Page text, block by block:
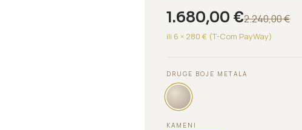
1.680,00 €2.240,00€
ili 6 × 280 € (T-Com PayWay)
DRUGE BOJE METALA
KAMENI